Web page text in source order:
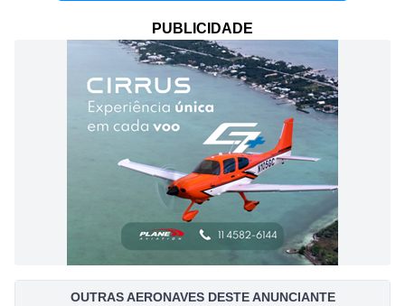
PUBLICIDADE
OUTRAS AERONAVES DESTE ANUNCIANTE